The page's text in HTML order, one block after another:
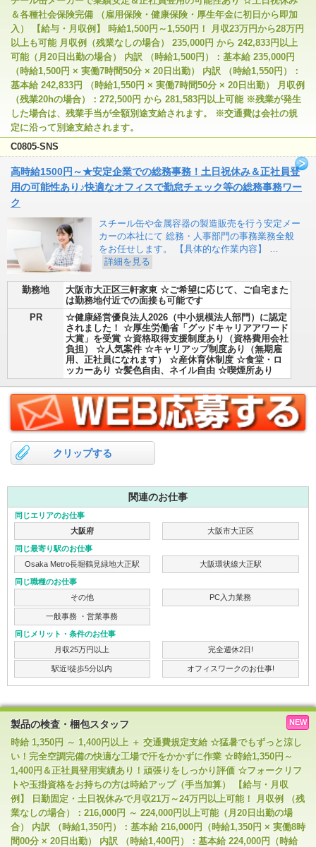
＆各種社会保険完備 （雇用保険・健康保険・厚生年金に初日から即加
入） 【給与・月収例】 時給1,500円～1,550円！ 月収23万円から28万円
以上も可能 月収例（残業なしの場合） 235,000円 から 242,833円以上
可能（月20日出勤の場合） 内訳 （時給1,500円）：基本給 235,000円
（時給1,500円 × 実働7時間50分 × 20日出勤） 内訳 （時給1,550円）：
基本給 242,833円 （時給1,550円 × 実働7時間50分 × 20日出勤） 月収例
（残業20hの場合）：272,500円 から 281,583円以上可能 ※残業が発生
した場合は、残業手当が全額別途支給されます。 ※交通費は会社の規
定に沿って別途支給されます。
C0805-SNS
高時給1500円～★安定企業での総務事務！土日祝休み＆正社員登
用の可能性あり♪快適なオフィスで勤怠チェック等の総務事務ワー
ク
スチール缶や金属容器の製造販売を行う安定メー
カーの本社にて 総務・人事部門の事務業務全般
をお任せします。 【具体的な作業内容】 …
詳細を見る
勤務地
大阪市大正区三軒家東 ☆ご希望に応じて、ご自宅また
は勤務地付近での面接も可能です
PR
☆健康経営優良法人2026（中小規模法人部門）に認定
されました！ ☆厚生労働省「グッドキャリアアワード
大賞」を受賞 ☆資格取得支援制度あり（資格費用会社
負担） ☆人気案件 ☆キャリアップ制度あり（無期雇
用、正社員になれます） ☆産休育休制度 ☆食堂・ロ
ッカーあり ☆髪色自由、ネイル自由 ☆喫煙所あり
クリップする
関連のお仕事
同じエリアのお仕事
大阪府
大阪市大正区
同じ最寄り駅のお仕事
Osaka Metro長堀鶴見緑地大正駅
大阪環状線大正駅
同じ職種のお仕事
その他
PC入力業務
一般事務 ・営業事務
同じメリット・条件のお仕事
月収25万円以上
完全週休2日!
駅近!徒歩5分以内 オフィスワークのお仕事!
NEW
製品の検査・梱包スタッフ
時給 1,350円 ～ 1,400円以上 ＋ 交通費規定支給 ☆猛暑でもずっと涼し
い！完全空調完備の快適な工場で汗をかかずに作業 ☆時給1,350円～
1,400円＆正社員登用実績あり！頑張りをしっかり評価 ☆フォークリフ
トや玉掛資格をお持ちの方は時給アップ（手当加算） 【給与・月収
例】 日勤固定・土日祝休みで月収21万～24万円以上可能！ 月収例 （残
業なしの場合）：216,000円 ～ 224,000円以上可能（月20日出勤の場
合） 内訳 （時給1,350円）：基本給 216,000円（時給1,350円 × 実働8時
間00分 × 20日出勤） 内訳 （時給1,400円）：基本給 224,000円（時給